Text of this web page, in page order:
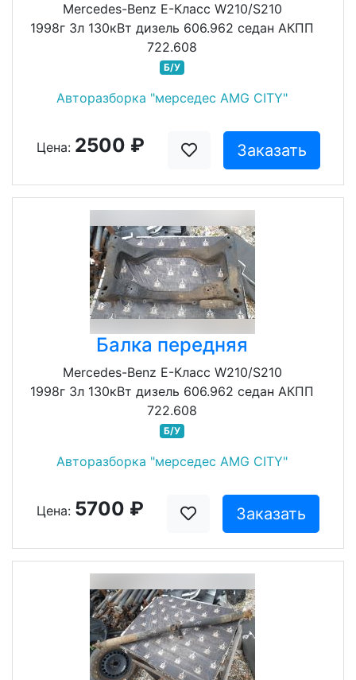
Mercedes-Benz E-Класс W210/S210
1998г 3л 130кВт дизель 606.962 седан АКПП
722.608
Б/У
Авторазборка "мерседес AMG CITY"
Цена: 2500 ₽ Заказать
Балка передняя
Mercedes-Benz E-Класс W210/S210
1998г 3л 130кВт дизель 606.962 седан АКПП
722.608
Б/У
Авторазборка "мерседес AMG CITY"
Цена: 5700 ₽ Заказать